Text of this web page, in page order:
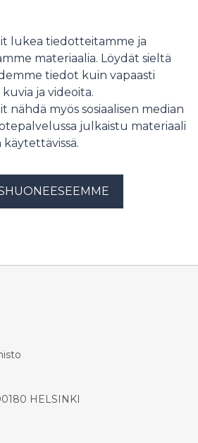
maailman suurimman
Löydökset herättävät
markkinoiduista
lukea tiedotteitamme ja
materiaalia. Löydät sieltä
tiedot kuin vapaasti
ja videoita.
nähdä myös sosiaalisen median
julkaistu materiaali
HELSINKI